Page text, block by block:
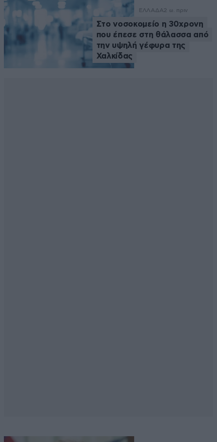
ΕΛΛΑΔΑ2 ω. πριν
Στο νοσοκομείο η 30χρονη
που έπεσε στη θάλασσα από
την υψηλή γέφυρα της
Χαλκίδας